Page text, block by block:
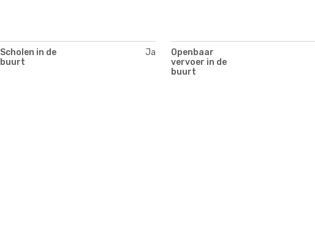
Scholen in de
buurt
Ja
Openbaar
vervoer in de
buurt